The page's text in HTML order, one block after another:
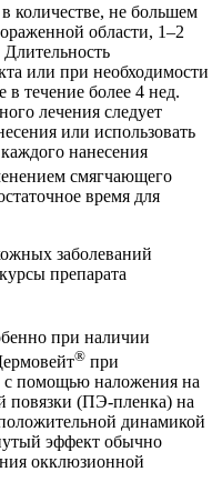
количестве, не большем
области, 1–2
Длительность
или при необходимости
в течение более 4 нед.
лечения следует
или использовать
нанесения
смягчающего
время для
заболеваний
препарата
при наличии
® при
с помощью наложения на
повязки (ПЭ-пленка) на
динамикой
эффект обычно
окклюзионной